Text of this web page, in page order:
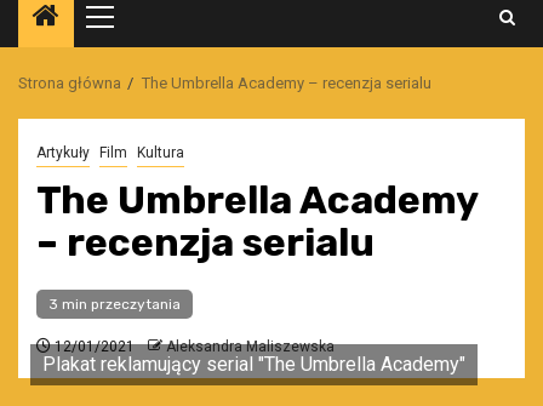
Menu
główne
Strona główna The Umbrella Academy – recenzja serialu
Artykuły Film Kultura
The Umbrella Academy
– recenzja serialu
3 min przeczytania
12/01/2021 Aleksandra Maliszewska
Plakat reklamujący serial "The Umbrella Academy"